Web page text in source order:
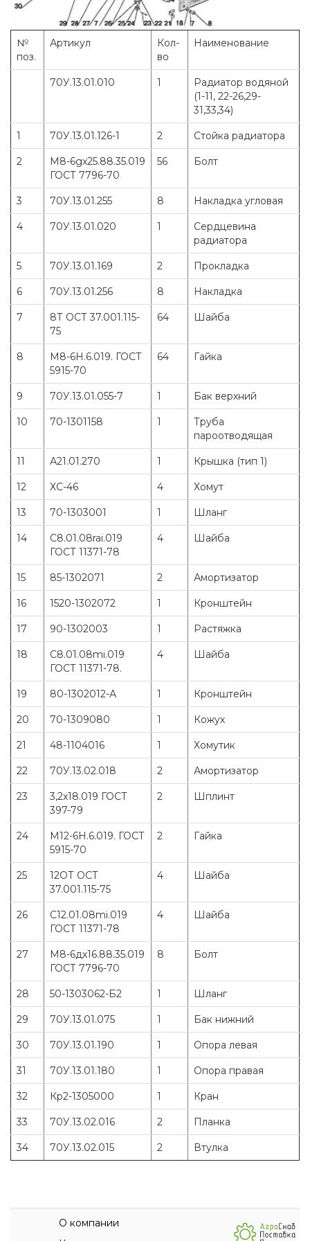
№
поз.
Артикул
Кол-
во
Наименование
70У.13.01.010 1
Радиатор водяной
(1-11, 22-26,29-
31,33,34)
1 70У.13.01.126-1 2 Стойка радиатора
2
M8-6gx25.88.35.019
ГОСТ 7796-70
56 Болт
3 70У.13.01.255 8 Накладка угловая
4 70У.13.01.020 1
Сердцевина
радиатора
5 70У.13.01.169 2 Прокладка
6 70У.13.01.256 8 Накладка
7
8Т ОСТ 37.001.115-
75
64 Шайба
8
М8-6Н.6.019. ГОСТ
5915-70
64 Гайка
9 70У.13.01.055-7 1 Бак верхний
10 70-1301158 1
Труба
пароотводящая
11 А21.01.270 1 Крышка (тип 1)
12 ХС-46 4 Хомут
13 70-1303001 1 Шланг
14
C8.01.08rai.019
ГОСТ 11371-78
4 Шайба
15 85-1302071 2 Амортизатор
16 1520-1302072 1 Кронштейн
17 90-1302003 1 Растяжка
18
C8.01.08mi.019
ГОСТ 11371-78.
4 Шайба
19 80-1302012-А 1 Кронштейн
20 70-1309080 1 Кожух
21 48-1104016 1 Хомутик
22 70У.13.02.018 2 Амортизатор
23
3,2x18.019 ГОСТ
397-79
2 Шплинт
24
М12-6Н.6.019. ГОСТ
5915-70
2 Гайка
25
12ОТ ОСТ
37.001.115-75
4 Шайба
26
C12.01.08mi.019
ГОСТ 11371-78
4 Шайба
27
М8-6дх16.88.35.019
ГОСТ 7796-70
8 Болт
28 50-1303062-Б2 1 Шланг
29 70У.13.01.075 1 Бак нижний
30 70У.13.01.190 1 Опора левая
31 70У.13.01.180 1 Опора правая
32 Кр2-1305000 1 Кран
33 70У.13.02.016 2 Планка
34 70У.13.02.015 2 Втулка
О компании